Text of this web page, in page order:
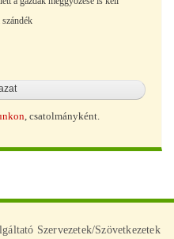
, csatolmányként.
Szervezetek/Szövetkezetek